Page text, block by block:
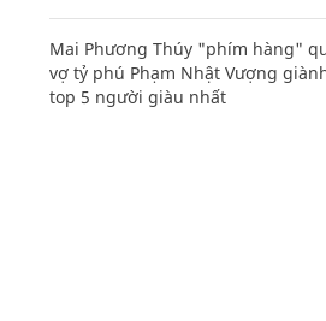
Mai Phương Thúy "phím hàng"
vợ tỷ phú Phạm Nhật Vượng
top 5 người giàu nhất